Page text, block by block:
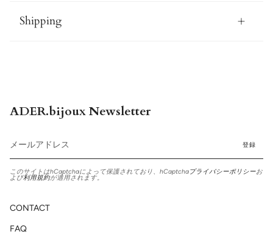
Shipping
ADER.bijoux Newsletter
登録
このサイトはhCaptchaによって保護されており、hCaptchaプライバシーポリシーお
よび利用規約が適用されます。
CONTACT
FAQ